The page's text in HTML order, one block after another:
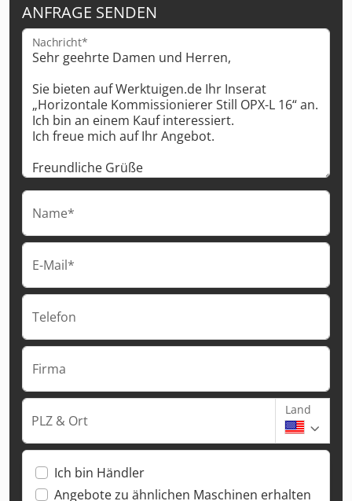
ANFRAGE SENDEN
Nachricht*
Name*
E-Mail*
Telefon
Firma
PLZ & Ort
Land
Ich bin Händler
Angebote zu ähnlichen Maschinen erhalten